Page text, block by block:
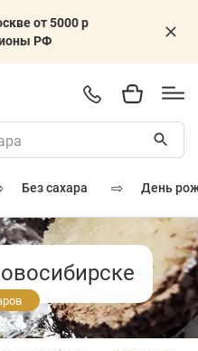
от 5000 р
РФ
без сахара ⇨ день